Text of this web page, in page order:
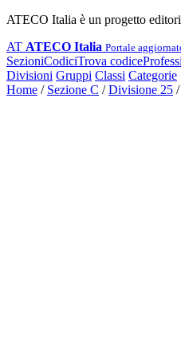
ATECO Italia è un progetto
AT ATECO Italia Portale
SezioniCodiciTrova codice
Divisioni Gruppi Classi Categorie
Home / Sezione C / Divisione 25 /